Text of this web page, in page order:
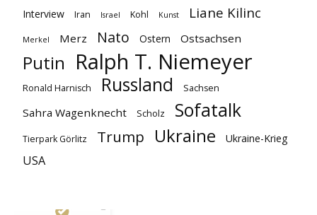
Interview Iran Israel Kohl Kunst Liane Kilinc
Merkel Merz Nato Ostern Ostsachsen
Putin Ralph T. Niemeyer
Ronald Harnisch Russland Sachsen
Sahra Wagenknecht Scholz Sofatalk
Tierpark Görlitz Trump Ukraine Ukraine-Krieg
USA